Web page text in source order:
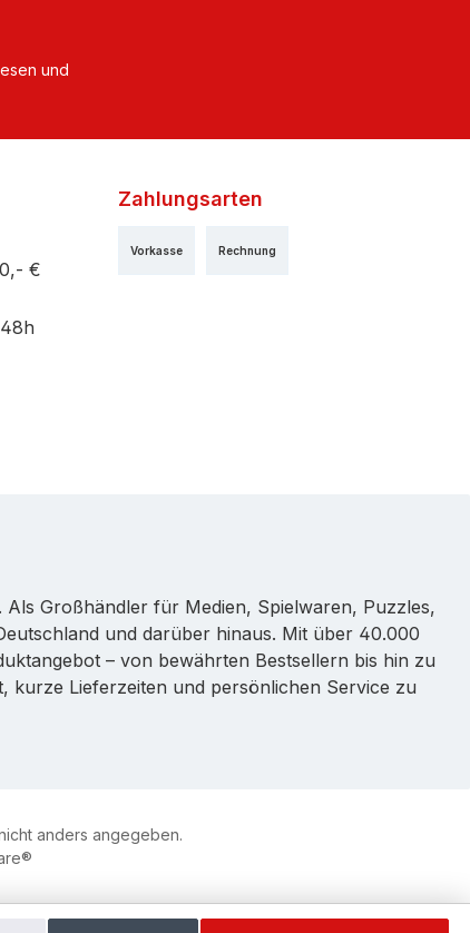
und
€
Zahlungsarten
Rechnung
Vorkasse
Großhändler für Medien, Spielwaren, Puzzles,
und darüber hinaus. Mit über 40.000
– von bewährten Bestsellern bis hin zu
kurze Lieferzeiten und persönlichen Service zu
anders angegeben.